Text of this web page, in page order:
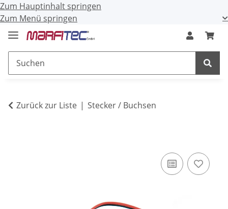
Zum Hauptinhalt springen
Zum Menü springen
Zurück zur Liste Stecker / Buchsen